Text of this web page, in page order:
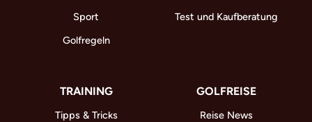
Sport
Golfregeln
Test und Kaufberatung
TRAINING
Tipps & Tricks
GOLFREISE
Reise News